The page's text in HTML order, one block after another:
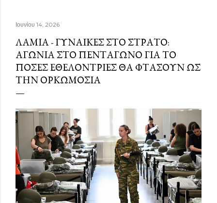
Ιουνίου 14, 2026
ΛΑΜΊΑ - ΓΥΝΑΊΚΕΣ ΣΤΟ ΣΤΡΑΤΌ:
ΑΓΩΝΊΑ ΣΤΟ ΠΕΝΤΆΓΩΝΟ ΓΙΑ ΤΟ
ΠΌΣΕΣ ΕΘΕΛΌΝΤΡΙΕΣ ΘΑ ΦΤΆΣΟΥΝ ΩΣ
ΤΗΝ ΟΡΚΩΜΟΣΊΑ